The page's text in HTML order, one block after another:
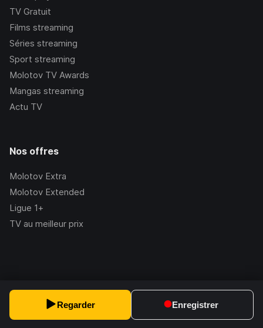
Regarder Enregistrer
TV Gratuit
Films streaming
Séries streaming
Sport streaming
Molotov TV Awards
Mangas streaming
Actu TV
Nos offres
Molotov Extra
Molotov Extended
Ligue 1+
TV au meilleur prix
2.228.1